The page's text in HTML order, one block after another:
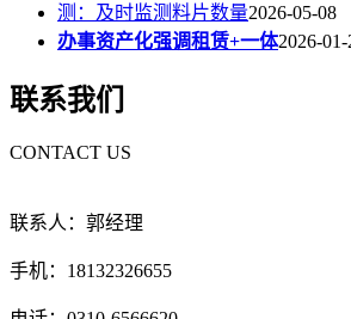
测：及时监测料片数量2026-05-08
办事资产化强调租赁+一体2026-01-
联系我们
CONTACT US
联系人：郭经理
手机：18132326655